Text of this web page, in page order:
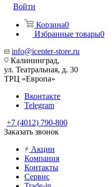
Войти
Корзина0
Избранные товары0
info@icenter-store.ru
Калининград,
ул. Театральная, д. 30
ТРЦ «Европа»
Вконтакте
Telegram
+7 (4012) 790-800
Заказать звонок
Акции
Компания
Контакты
Сервис